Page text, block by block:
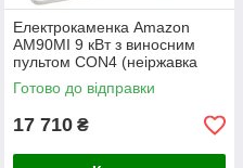
Електрокаменка Amazon
AM90MI 9 кВт з виносним
пультом CON4 (неіржавка
сталь AISI 201)
Готово до відправки
17 710 ₴